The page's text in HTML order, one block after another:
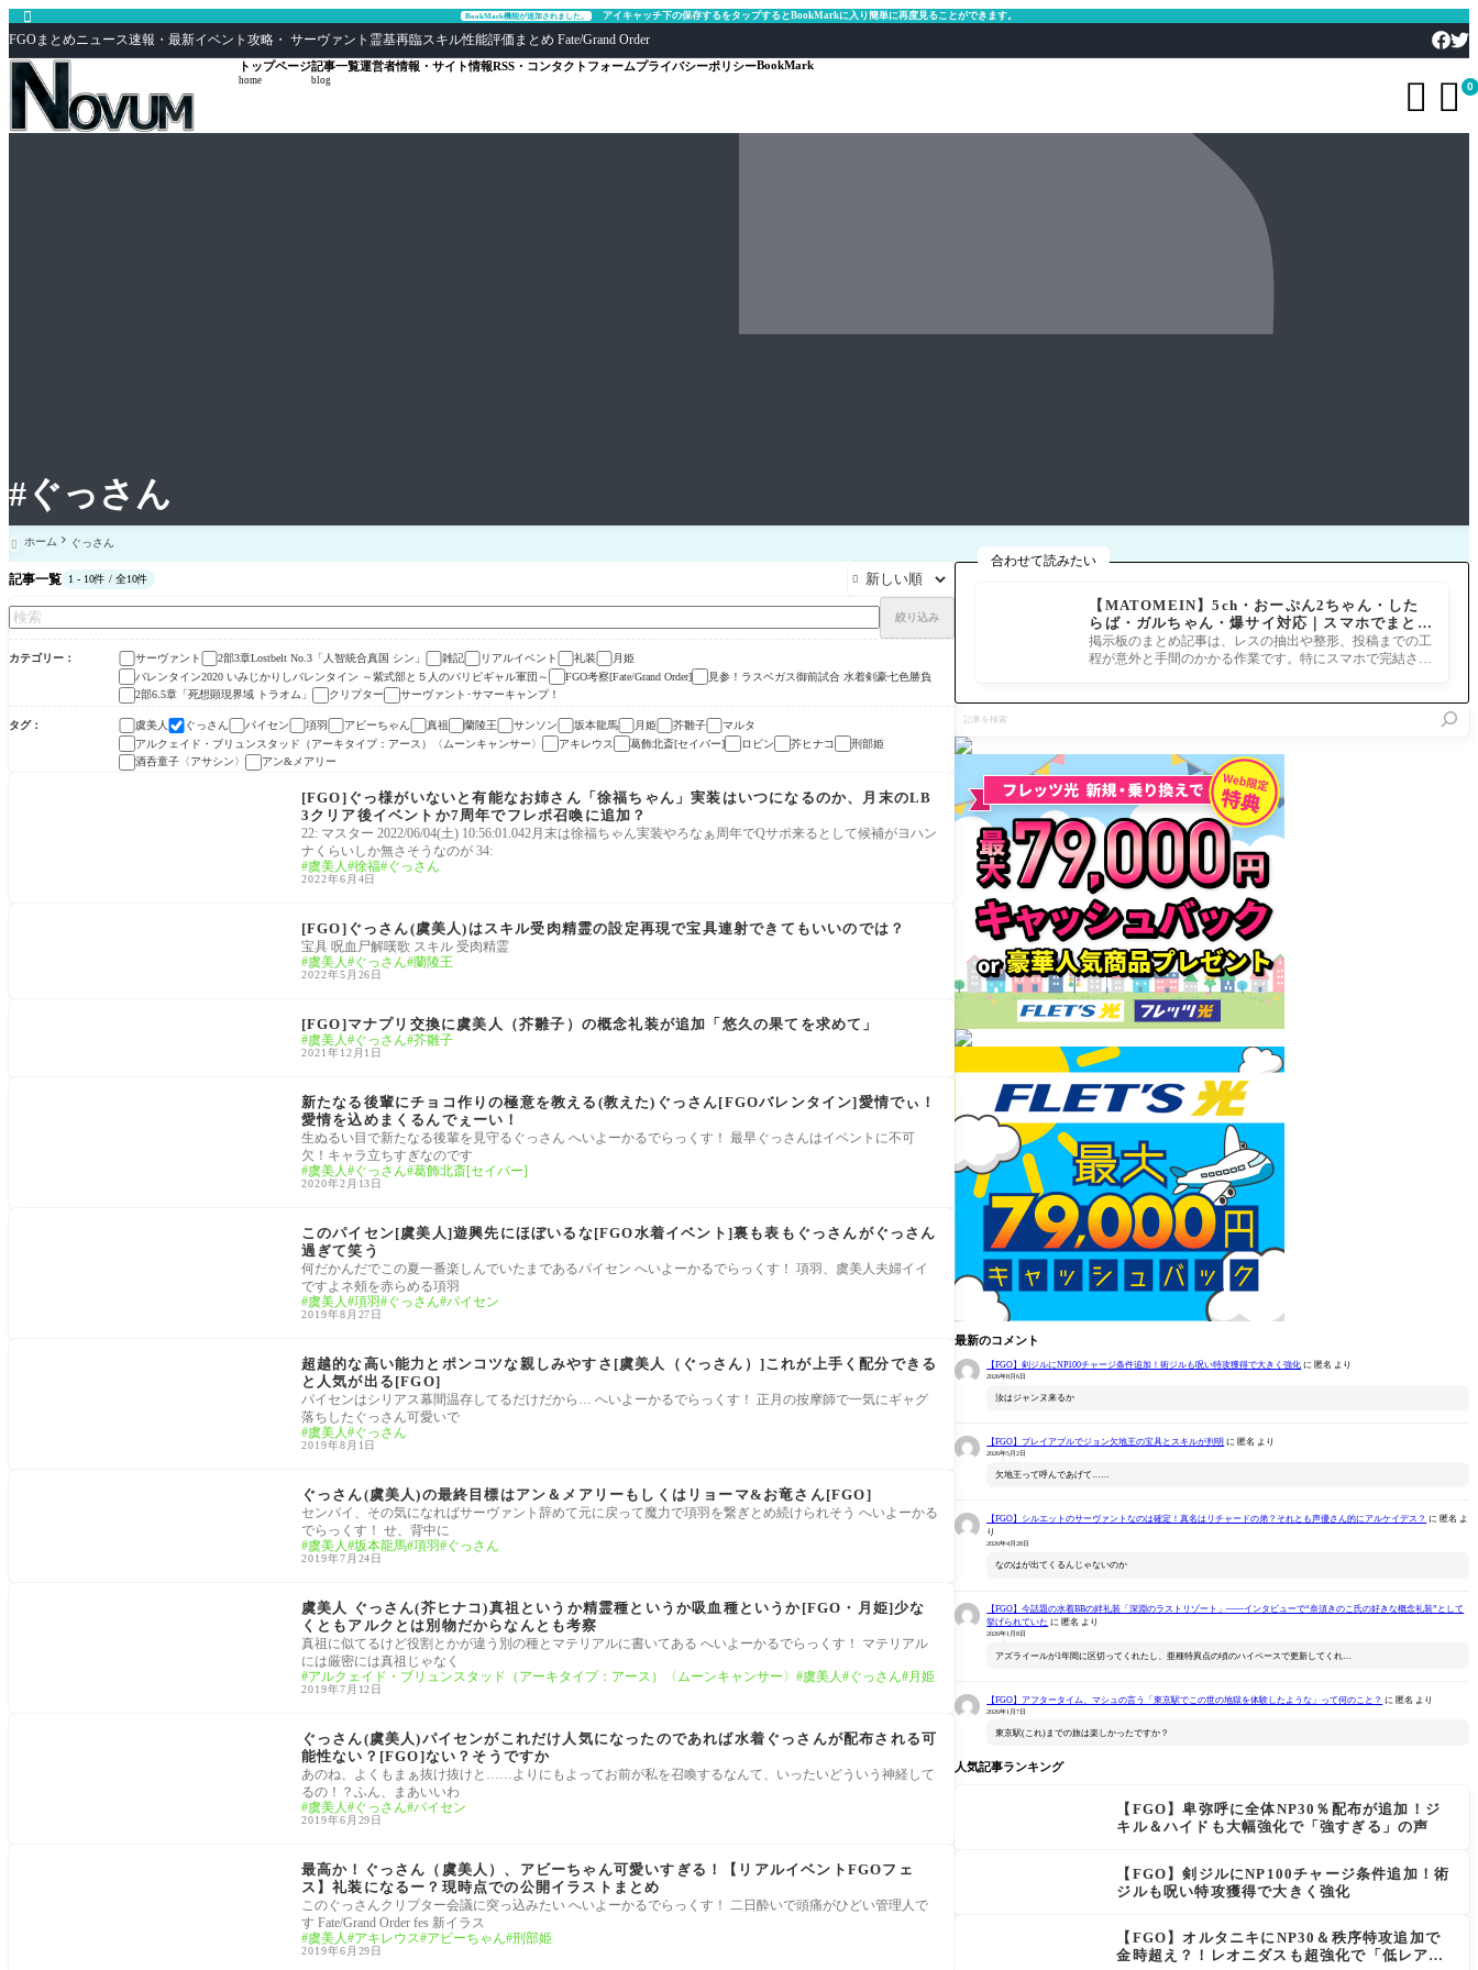
#ぐっさん
 BookMark機能が追加されました。 アイキャッチ下の保存するをタップするとBookMarkに入り簡単に再度見ることができます。
FGOまとめニュース速報・最新イベント攻略・ サーヴァント霊基再臨スキル性能評価まとめ Fate/Grand Order
トップページ
home
記事一覧
blog
運営者情報・サイト情報RSS・コンタクトフォームプライバシーポリシーBookMark
  0
 ホーム ぐっさん
記事一覧 1 - 10件 / 全10件 
絞り込み
カテゴリー サーヴァント 2部3章Lostbelt No.3「人智統合真国 シン」 雑記 リアルイベント 礼装
月姫
バレンタイン2020 いみじかりしバレンタイン ～紫式部と５人のパリピギャル軍団～
FGO考察[Fate/Grand Order]
見参！ラスベガス御前試合 水着剣豪七色勝負
2部6.5章「死想顕現界域 トラオム」
クリプター サーヴァント･サマーキャンプ！
タグ 虞美人 ぐっさん パイセン 項羽 アビーちゃん 真祖 蘭陵王 サンソン 坂本龍馬 月姫 芥雛子
マルタ
アルクェイド・ブリュンスタッド（アーキタイプ：アース）〈ムーンキャンサー〉
アキレウス 葛飾北斎[セイバー] ロビン 芥ヒナコ
刑部姫
酒呑童子〈アサシン〉
アン&メアリー
サーヴァント
[FGO]ぐっ様がいないと有能なお姉さん「徐福ちゃん」実装はいつになるのか、月末のLB
3クリア後イベントか7周年でフレポ召喚に追加？
22: マスター 2022/06/04(土) 10:56:01.042月末は徐福ちゃん実装やろなぁ周年でQサポ来るとして候補がヨハン
ナくらいしか無さそうなのが 34:
虞美人
徐福 ぐっさん
2022年6月4日
[FGO]ぐっさん(虞美人)はスキル受肉精霊の設定再現で宝具連射できてもいいのでは？
宝具 呪血尸解嘆歌 スキル 受肉精霊
虞美人
ぐっさん 蘭陵王
2022年5月26日
[FGO]マナプリ交換に虞美人（芥雛子）の概念礼装が追加「悠久の果てを求めて」
虞美人 ぐっさん 芥雛子
2021年12月1日
新たなる後輩にチョコ作りの極意を教える(教えた)ぐっさん[FGOバレンタイン]愛情でぃ！
愛情を込めまくるんでぇーい！
生ぬるい目で新たなる後輩を見守るぐっさん へいよーかるでらっくす！ 最早ぐっさんはイベントに不可
欠！キャラ立ちすぎなのです
虞美人
ぐっさん 葛飾北斎[セイバー]
2020年2月13日
このパイセン[虞美人]遊興先にほぼいるな[FGO水着イベント]裏も表もぐっさんがぐっさん
過ぎて笑う
何だかんだでこの夏一番楽しんでいたまであるパイセン へいよーかるでらっくす！ 項羽、虞美人夫婦イイ
ですよネ頰を赤らめる項羽
虞美人
項羽 ぐっさん パイセン
2019年8月27日
超越的な高い能力とポンコツな親しみやすさ[虞美人（ぐっさん）]これが上手く配分できる
と人気が出る[FGO]
パイセンはシリアス幕間温存してるだけだから… へいよーかるでらっくす！ 正月の按摩師で一気にギャグ
落ちしたぐっさん可愛いで
虞美人
ぐっさん
2019年8月1日
ぐっさん(虞美人)の最終目標はアン＆メアリーもしくはリョーマ&お竜さん[FGO]
センパイ、その気になればサーヴァント辞めて元に戻って魔力で項羽を繋ぎとめ続けられそう へいよーかる
でらっくす！ せ、背中に
虞美人
坂本龍馬 項羽 ぐっさん
2019年7月24日
虞美人 ぐっさん(芥ヒナコ)真祖というか精霊種というか吸血種というか[FGO・月姫]少な
くともアルクとは別物だからなんとも考察
真祖に似てるけど役割とかが違う別の種とマテリアルに書いてある へいよーかるでらっくす！ マテリアル
には厳密には真祖じゃなく
アルクェイド・ブリュンスタッド（アーキタイプ：アース）〈ムーンキャンサー〉
虞美人 ぐっさん 月姫
2019年7月12日
ぐっさん(虞美人)パイセンがこれだけ人気になったのであれば水着ぐっさんが配布される可
能性ない？[FGO]ない？そうですか
あのね、よくもまぁ抜け抜けと……よりにもよってお前が私を召喚するなんて、いったいどういう神経して
るの！？ふん、まあいいわ
虞美人
ぐっさん パイセン
2019年6月29日
最高か！ぐっさん（虞美人）、アビーちゃん可愛いすぎる！【リアルイベントFGOフェ
ス】礼装になるー？現時点での公開イラストまとめ
このぐっさんクリプター会議に突っ込みたい へいよーかるでらっくす！ 二日酔いで頭痛がひどい管理人で
す Fate/Grand Order fes 新イラス
虞美人
アキレウス アビーちゃん 刑部姫
2019年6月29日
合わせて読みたい
【MATOMEIN】5ch・おーぷん2ちゃん・した
らば・ガルちゃん・爆サイ対応｜スマホでまとめ
記事を作れるアプリ FGOのまとめ記事ができる
まで
掲示板のまとめ記事は、レスの抽出や整形、投稿までの工
程が意外と手間のかかる作業です。特にスマホで完結させ
を
検
最新のコメント
【FGO】剣ジルにNP100チャージ条件追加！術ジルも呪い特攻獲得で大きく強化 に 匿名 より
2026年8月6日
汝はジャンヌ来るか
【FGO】プレイアブルでジョン欠地王の宝具とスキルが判明 に 匿名 より
2026年5月2日
欠地王って呼んであげて……
【FGO】シルエットのサーヴァントなのは確定！真名はリチャードの弟？それとも声優さん的にアルケイデス？ に 匿名 よ
り
2026年4月28日
なのはが出てくるんじゃないのか
【FGO】今話題の水着BBの絆礼装「深淵のラストリゾート」――インタビューで“奈須きのこ氏の好きな概念礼装”として
挙げられていた に 匿名 より
2026年1月8日
アズライールが1年間に区切ってくれたし、亜種特異点の頃のハイペースで更新してくれ…
【FGO】アフタータイム、マシュの言う「東京駅でこの世の地獄を体験したような」って何のこと？ に 匿名 より
2026年1月7日
東京駅(これ)までの旅は楽しかったですか？
人気記事ランキング
【FGO】卑弥呼に全体NP30％配布が追加！ジ
キル＆ハイドも大幅強化で「強すぎる」の声
【FGO】剣ジルにNP100チャージ条件追加！術
ジルも呪い特攻獲得で大きく強化
【FGO】オルタニキにNP30＆秩序特攻追加で
金時超え？！レオニダスも超強化で「低レアと